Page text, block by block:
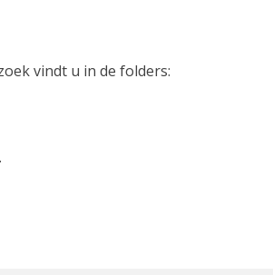
vindt u in de folders: